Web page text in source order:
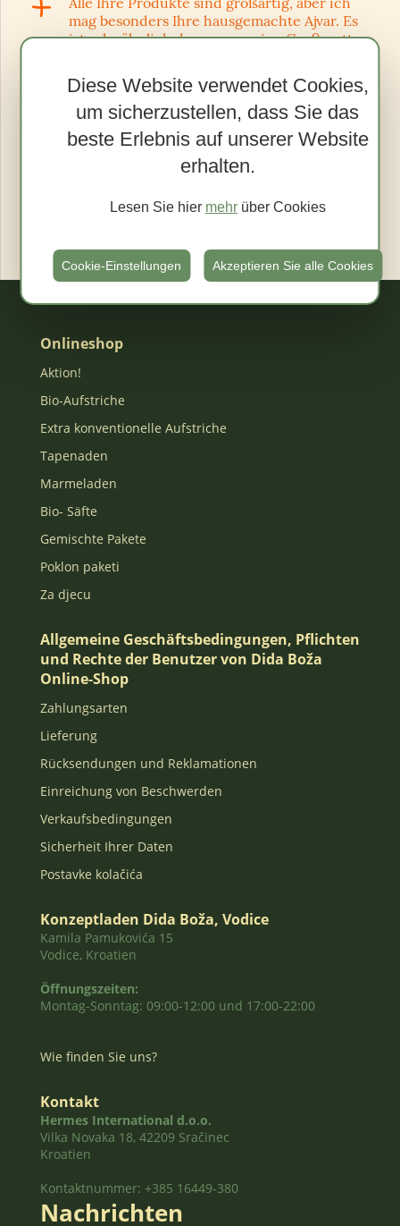
Diese Website verwendet Cookies,
um sicherzustellen, dass Sie das
beste Erlebnis auf unserer Website
erhalten.
Lesen Sie hier mehrüber Cookies
Cookie-Einstellungen Akzeptieren Sie alle Cookies
mag besonders Ihre hausgemachte Ajvar. Es
ist sehr ähnlich dem, was meine Großmutter
besonderen Geschmack. Kann ich es
irgendwo in einer größeren Dose kaufen?
Was ist der Preis von Dida Boža Brotaufstrich
In welchen Ländern kann ich Dida Boža
Onlineshop
Aktion!
Bio-Aufstriche
Extra konventionelle Aufstriche
Tapenaden
Marmeladen
Bio- Säfte
Gemischte Pakete
Poklon paketi
Za djecu
Allgemeine Geschäftsbedingungen, Pflichten
und Rechte der Benutzer von Dida Boža
Online-Shop
Zahlungsarten
Lieferung
Rücksendungen und Reklamationen
Einreichung von Beschwerden
Verkaufsbedingungen
Sicherheit Ihrer Daten
Postavke kolačića
Konzeptladen Dida Boža, Vodice
Kamila Pamukovića 15
Vodice, Kroatien
Öffnungszeiten:
Montag-Sonntag: 09:00-12:00 und 17:00-22:00
Wie finden Sie uns?
Kontakt
Hermes International d.o.o.
Vilka Novaka 18, 42209 Sračinec
Kroatien
Kontaktnummer: +385 16449-380
Nachrichten